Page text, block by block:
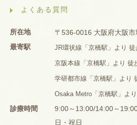
よくある質問
所在地
〒536-0016 大阪府大阪
最寄駅
JR環状線「京橋駅」より 徒
京阪本線「京橋駅」より 徒
学研都市線「京橋駅」より
Osaka Metro「京橋駅」よ
診療時間
9:00～13:00/14:00～
日・祝日